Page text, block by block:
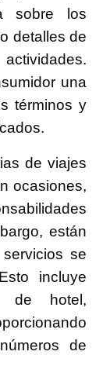
sobre los
detalles de
una
términos y
de viajes
ocasiones,
están
se
incluye
de hotel,
de